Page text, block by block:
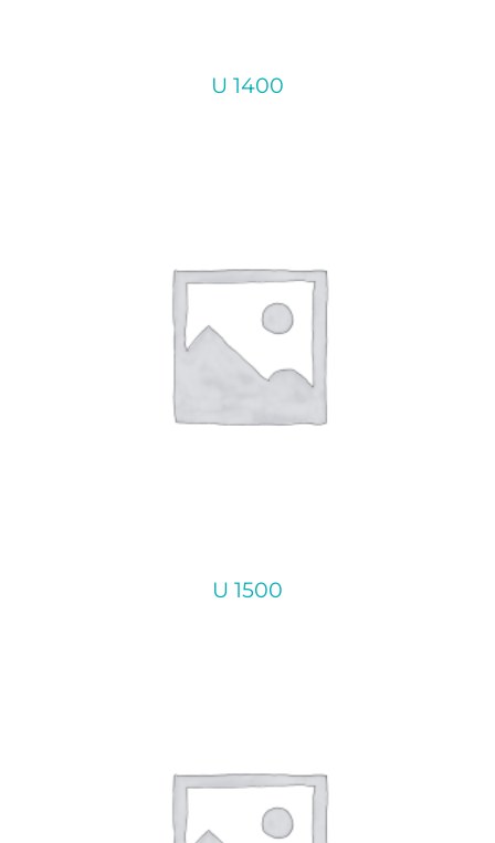
U 1400
U 1500